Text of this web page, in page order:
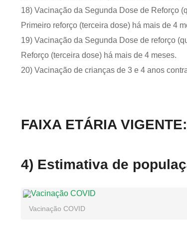
18) Vacinação da Segunda Dose de Reforço
Primeiro reforço (terceira dose) há mais de 4
19) Vacinação da Segunda Dose de reforço
Reforço (terceira dose) há mais de 4 meses.
20) Vacinação de crianças de 3 e 4 anos
FAIXA ETÁRIA
4) Estimativa de
Vacinação COVID